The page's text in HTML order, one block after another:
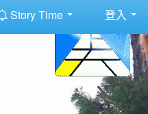
Story Time 登入